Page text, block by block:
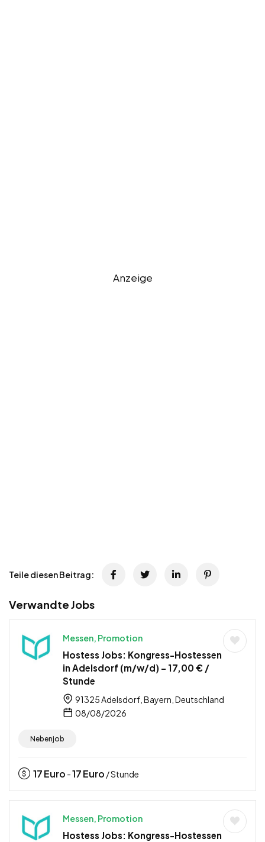
Anzeige
Teile diesen Beitrag:
Verwandte Jobs
Messen, Promotion
Hostess Jobs: Kongress-Hostessen
in Adelsdorf (m/w/d) – 17,00 € /
Stunde
91325 Adelsdorf, Bayern, Deutschland
08/08/2026
Nebenjob
17Euro -17Euro / Stunde
Messen, Promotion
Hostess Jobs: Kongress-Hostessen